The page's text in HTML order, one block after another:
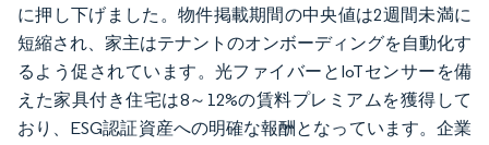
に押し下げました。物件掲載期間の中央値は2週間未満に
短縮され、家主はテナントのオンボーディングを自動化す
るよう促されています。光ファイバーとIoTセンサーを備
えた家具付き住宅は8～12%の賃料プレミアムを獲得して
おり、ESG認証資産への明確な報酬となっています。企業